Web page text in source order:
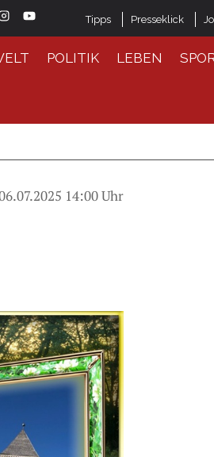
Tipps Presseklick
POLITIK LEBEN
14:00 Uhr